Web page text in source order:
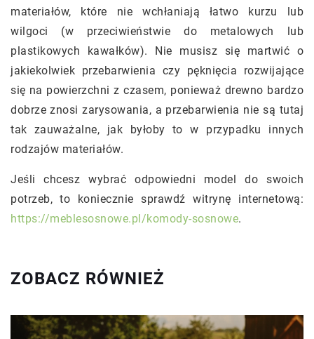
materiałów, które nie wchłaniają łatwo kurzu lub
wilgoci (w przeciwieństwie do metalowych lub
plastikowych kawałków). Nie musisz się martwić o
jakiekolwiek przebarwienia czy pęknięcia rozwijające
się na powierzchni z czasem, ponieważ drewno bardzo
dobrze znosi zarysowania, a przebarwienia nie są tutaj
tak zauważalne, jak byłoby to w przypadku innych
rodzajów materiałów.
Jeśli chcesz wybrać odpowiedni model do swoich
potrzeb, to koniecznie sprawdź witrynę internetową:
https://meblesosnowe.pl/komody-sosnowe.
ZOBACZ RÓWNIEŻ